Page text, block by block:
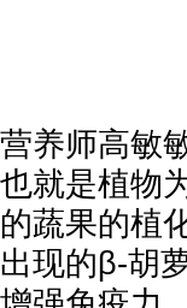
营养师高敏
也就是植物
的蔬果的植
出现的β-胡